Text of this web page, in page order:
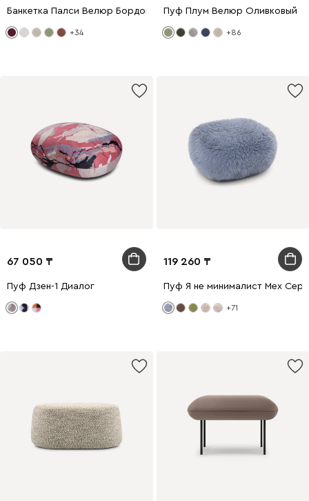
Банкетка Палси Велюр Бордовый
+34
Пуф Плум Велюр Оливковый
+86
67 050
Пуф Дзен-1 Диалог
119 260
Пуф Я не минималист Мех
+71